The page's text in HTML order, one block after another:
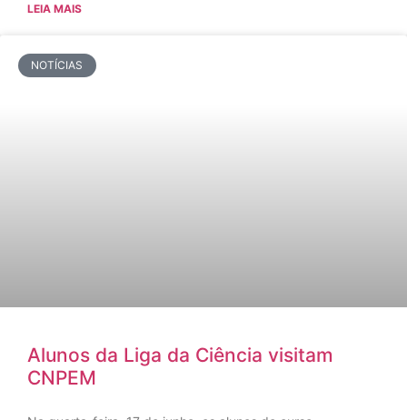
LEIA MAIS
NOTÍCIAS
Alunos da Liga da Ciência visitam
CNPEM